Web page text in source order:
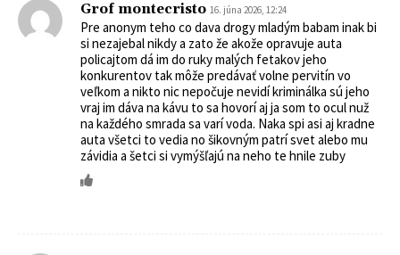
Grof montecristo 16. júna 2026, 12:24
Pre anonym teho co dava drogy mladým babam inak bi
si nezajebal nikdy a zato že akože opravuje auta
policajtom dá im do ruky malých fetakov jeho
konkurentov tak môže predávať volne pervitín vo
veľkom a nikto nic nepočuje nevidí kriminálka sú jeho
vraj im dáva na kávu to sa hovorí aj ja som to ocul nuž
na každého smrada sa varí voda. Naka spi asi aj kradne
auta všetci to vedia no šikovným patrí svet alebo mu
závidia a šetci si vymýšľajú na neho te hnile zuby